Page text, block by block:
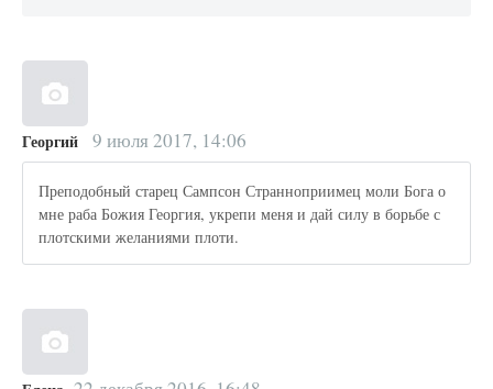
Георгий 9 июля 2017, 14:06
Преподобный старец Сампсон Странноприимец моли Бога о
мне раба Божия Георгия, укрепи меня и дай силу в борьбе с
плотскими желаниями плоти.